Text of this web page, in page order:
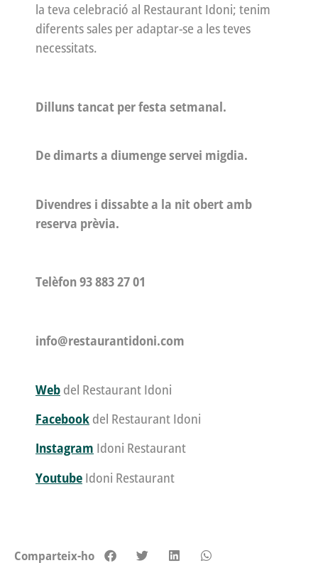
la teva celebració al Restaurant Idoni; tenim
diferents sales per adaptar-se a les teves
necessitats.
Dilluns tancat per festa setmanal.
De dimarts a diumenge servei migdia.
Divendres i dissabte a la nit obert amb
reserva prèvia.
Telèfon93 883 27 01
info@restaurantidoni.com
Web del Restaurant Idoni
Facebook del Restaurant Idoni
Instagram Idoni Restaurant
Youtube Idoni Restaurant
Comparteix-ho